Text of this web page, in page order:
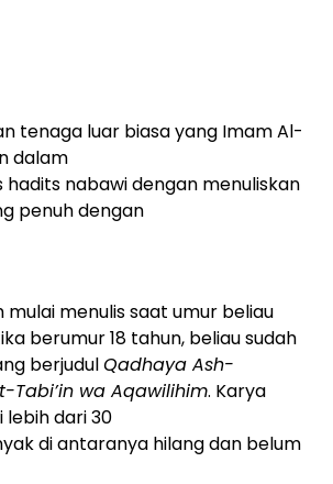
tenaga luar biasa yang Imam Al-
dalam
nabawi dengan menuliskan
penuh dengan
mulai menulis saat umur beliau
berumur 18 tahun, beliau sudah
berjudulQadhaya Ash-
Tabi’in wa Aqawilihim. Karya
lebih dari 30
diantaranya hilangdan belum